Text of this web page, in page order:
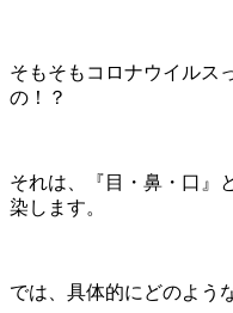
そもそもコロナウイルス
の！？
それは、『目・鼻・口』
染します。
では、具体的にどのよう